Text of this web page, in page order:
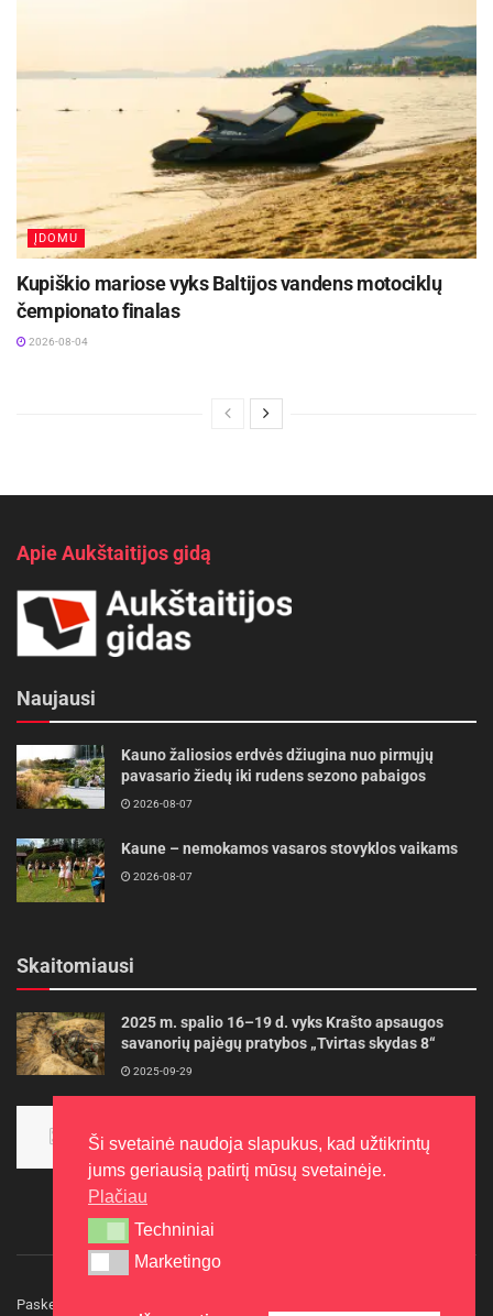
ĮDOMU
Kupiškio mariose vyks Baltijos vandens motociklų
čempionato finalas
2026-08-04
Apie Aukštaitijos gidą
Naujausi
Kauno žaliosios erdvės džiugina nuo pirmųjų
pavasario žiedų iki rudens sezono pabaigos
2026-08-07
Kaune – nemokamos vasaros stovyklos vaikams
2026-08-07
Skaitomiausi
2025 m. spalio 16–19 d. vyks Krašto apsaugos
savanorių pajėgų pratybos „Tvirtas skydas 8“
2025-09-29
aukso
2015-10-30
Paskelbkite naujieną
Ši svetainė naudoja slapukus, kad užtikrintų
jums geriausią patirtį mūsų svetainėje.
Plačiau
Techniniai
Techniniai
Marketingo
Marketingo